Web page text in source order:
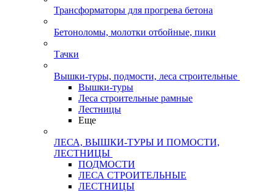
Трансформаторы для прогрева бетона
Бетоноломы, молотки отбойные, пики
Тачки
Вышки-туры, подмости, леса строительные
Вышки-туры
Леса строительные рамные
Лестницы
Еще
ЛЕСА, ВЫШКИ-ТУРЫ И ПОМОСТИ,
ЛЕСТНИЦЫ
ПОДМОСТИ
ЛЕСА СТРОИТЕЛЬНЫЕ
ЛЕСТНИЦЫ